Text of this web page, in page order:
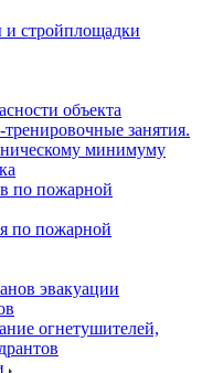
и стройплощадки
объекта
занятия.
минимуму
по пожарной
по пожарной
эвакуации
огнетушителей,